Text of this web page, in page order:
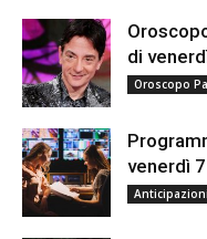
di
Oroscopo
venerdì